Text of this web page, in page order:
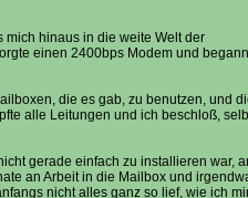
mich hinaus in die weite Welt der
einen 2400bps Modem und
die es gab, zu benutzen, und
alle Leitungen und ich beschloß,
gerade einfach zu installieren war,
an Arbeit in die Mailbox und
nicht alles ganz so lief, wie ich